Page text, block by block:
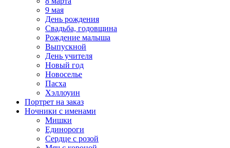
9 мая
День рождения
Свадьба, годовщина
Рождение малыша
Выпускной
День учителя
Новый год
Новоселье
Пасха
Хэллоуин
Портрет на заказ
Ночники с именами
Мишки
Единороги
Сердце с розой